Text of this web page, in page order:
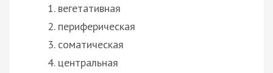
вегетативная
периферическая
соматическая
центральная